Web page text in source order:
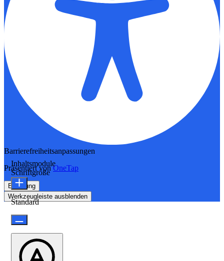
Barrierefreiheitsanpassungen
Präsentiert vonOneTap
Erklärung
Werkzeugleiste ausblenden
Inhaltsmodule
Schriftgröße
Standard